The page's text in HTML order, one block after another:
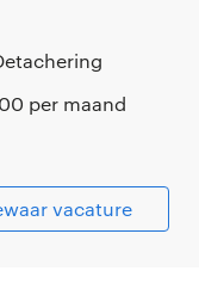
per maand
vacature